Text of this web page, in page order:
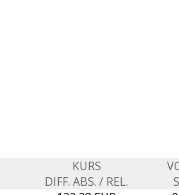
KURS
DIFF. ABS. / REL.